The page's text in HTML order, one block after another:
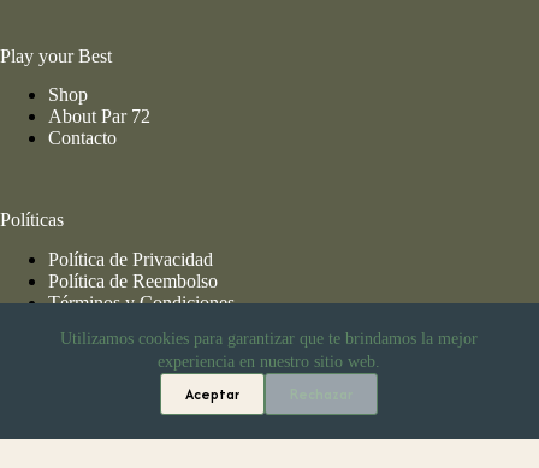
Utilizamos cookies para garantizar que te brindamos la mejor
experiencia en nuestro sitio web.
Aceptar
Play your Best
Shop
About Par 72
Contacto
Políticas
Política de Privacidad
Política de Reembolso
Términos y Condiciones
cualquier parte de la república mexicana.